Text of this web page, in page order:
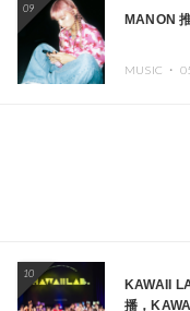
09
MANON
MUSIC ・
10
KAWAII
播，